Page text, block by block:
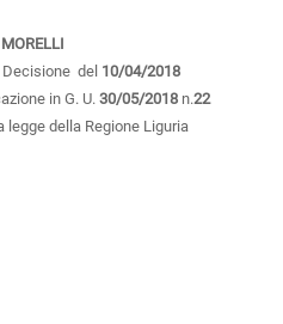
MORELLI
del 10/04/2018
in G. U. 30/05/2018 n.22
legge della Regione Liguria